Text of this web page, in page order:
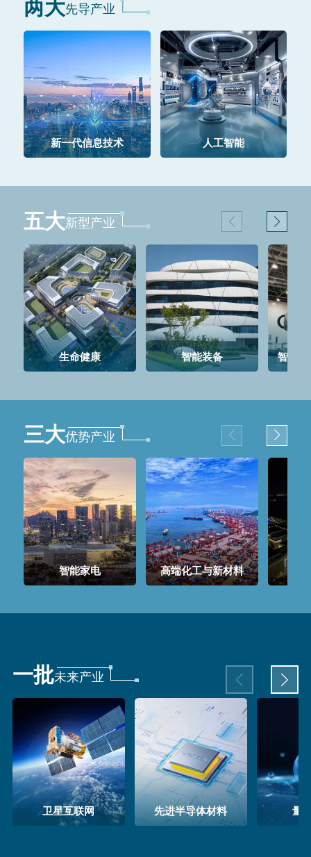
两大先导产业
新一代信息技术 人工智能
五大新型产业
生命健康 智能装备 智能
三大优势产业
智能家电 高端化工与新材料
一批未来产业
卫星互联网 先进半导体材料 量